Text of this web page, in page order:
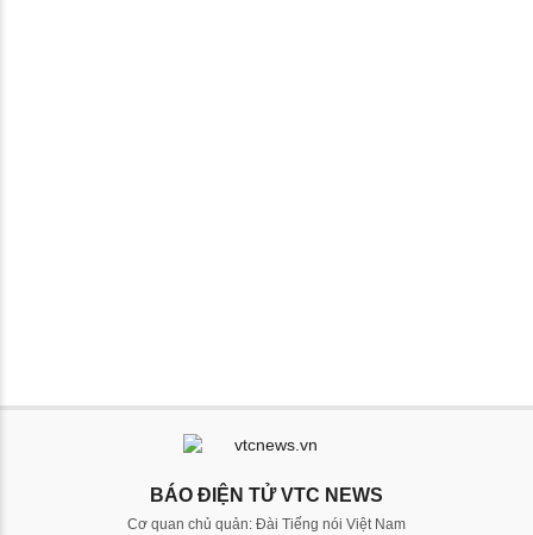
BÁO ĐIỆN TỬ VTC NEWS
Cơ quan chủ quản: Đài Tiếng nói Việt Nam